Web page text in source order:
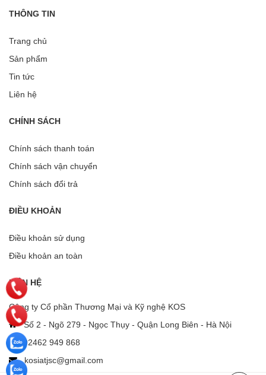
THÔNG TIN
Trang chủ
Sản phẩm
Tin tức
Liên hệ
CHÍNH SÁCH
Chính sách thanh toán
Chính sách vận chuyển
Chính sách đổi trả
ĐIỀU KHOẢN
Điều khoản sử dụng
Điều khoản an toàn
LIÊN HỆ
Công ty Cổ phần Thương Mại và Kỹ nghệ KOS
Số 2 - Ngõ 279 - Ngọc Thụy - Quận Long Biên - Hà Nội
02462 949 868
kosiatjsc@gmail.com